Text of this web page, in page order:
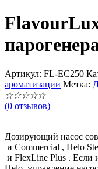
Артикул: FL-EC250
ароматизации Метка:
☆☆☆☆☆
(0 отзывов)
Дозирующий насос
и Commercial , Helo
и FlexLine Plus . Если